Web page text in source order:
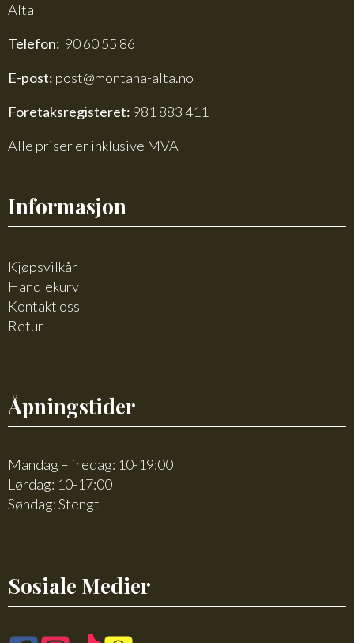
Alta
Telefon: 90 60 55 86
E-post: post@montana-alta.no
Foretaksregisteret: 981 883 411
Alle priser er inklusive MVA
Informasjon
Kjøpsvilkår
Handlekurv
Kontakt oss
Retur
Åpningstider
Mandag – fredag: 10-19:00
Lørdag: 10-17:00
Søndag: Stengt
Sosiale Medier